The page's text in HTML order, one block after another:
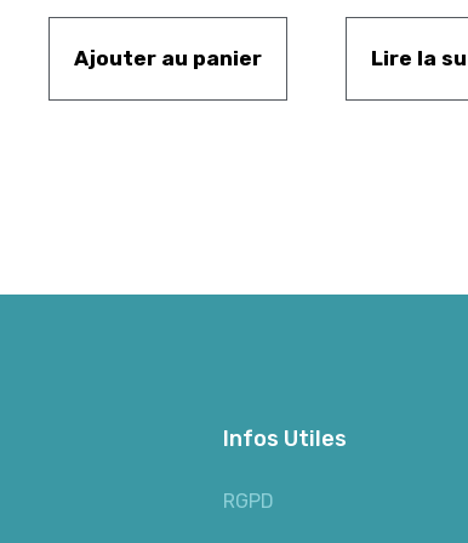
Ajouter au panier Lire la
Infos Utiles
RGPD